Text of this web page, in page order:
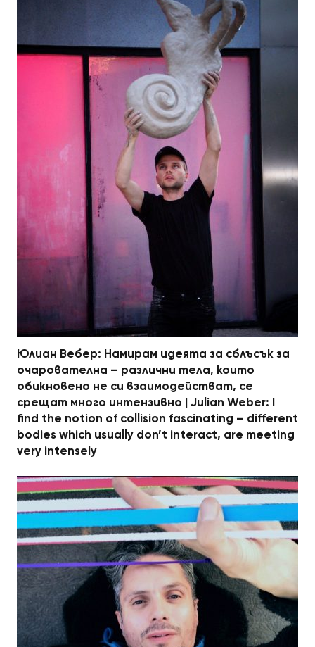
Юлиан Вебер: Намирам идеята за сблъсък за
очарователна – различни тела, които
обикновено не си взаимодействат, се
срещат много интензивно | Julian Weber: I
find the notion of collision fascinating – different
bodies which usually don’t interact, are meeting
very intensely